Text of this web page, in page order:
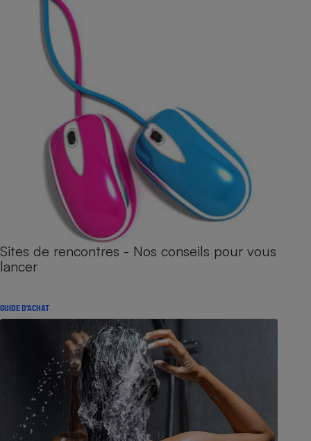
Sites de rencontres - Nos conseils pour vous
lancer
GUIDE D'ACHAT